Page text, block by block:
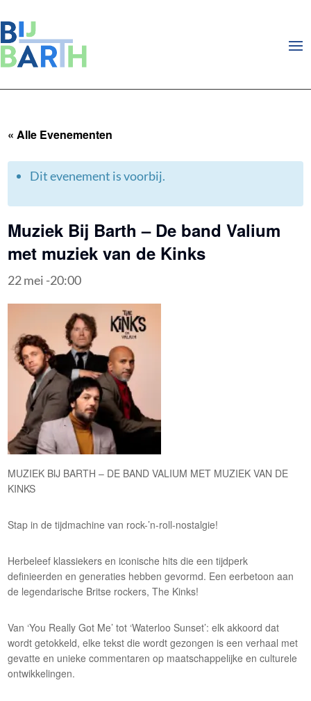
« Alle Evenementen
Dit evenement is voorbij.
Muziek Bij Barth – De band Valium
met muziek van de Kinks
22 mei -20:00
MUZIEK BIJ BARTH – DE BAND VALIUM MET MUZIEK VAN DE
KINKS
Stap in de tijdmachine van rock-’n-roll-nostalgie!
Herbeleef klassiekers en iconische hits die een tijdperk
definieerden en generaties hebben gevormd. Een eerbetoon aan
de legendarische Britse rockers, The Kinks!
Van ‘You Really Got Me’ tot ‘Waterloo Sunset’: elk akkoord dat
wordt getokkeld, elke tekst die wordt gezongen is een verhaal met
gevatte en unieke commentaren op maatschappelijke en culturele
ontwikkelingen.